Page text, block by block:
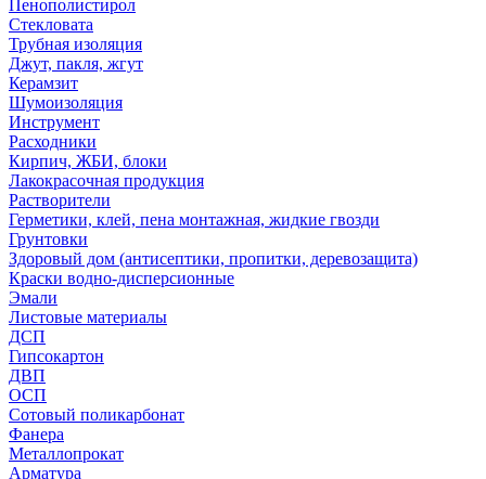
Пенополистирол
Стекловата
Трубная изоляция
Джут, пакля, жгут
Керамзит
Шумоизоляция
Инструмент
Расходники
Кирпич, ЖБИ, блоки
Лакокрасочная продукция
Растворители
Герметики, клей, пена монтажная, жидкие гвозди
Грунтовки
Здоровый дом (антисептики, пропитки, деревозащита)
Краски водно-дисперсионные
Эмали
Листовые материалы
ДСП
Гипсокартон
ДВП
ОСП
Сотовый поликарбонат
Фанера
Металлопрокат
Арматура